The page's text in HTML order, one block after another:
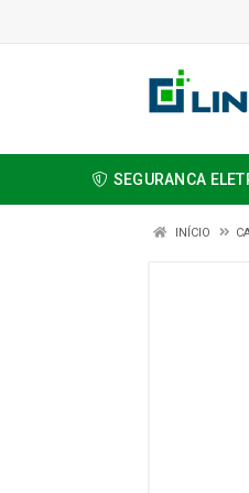
SEGURANCA
INÍCIO